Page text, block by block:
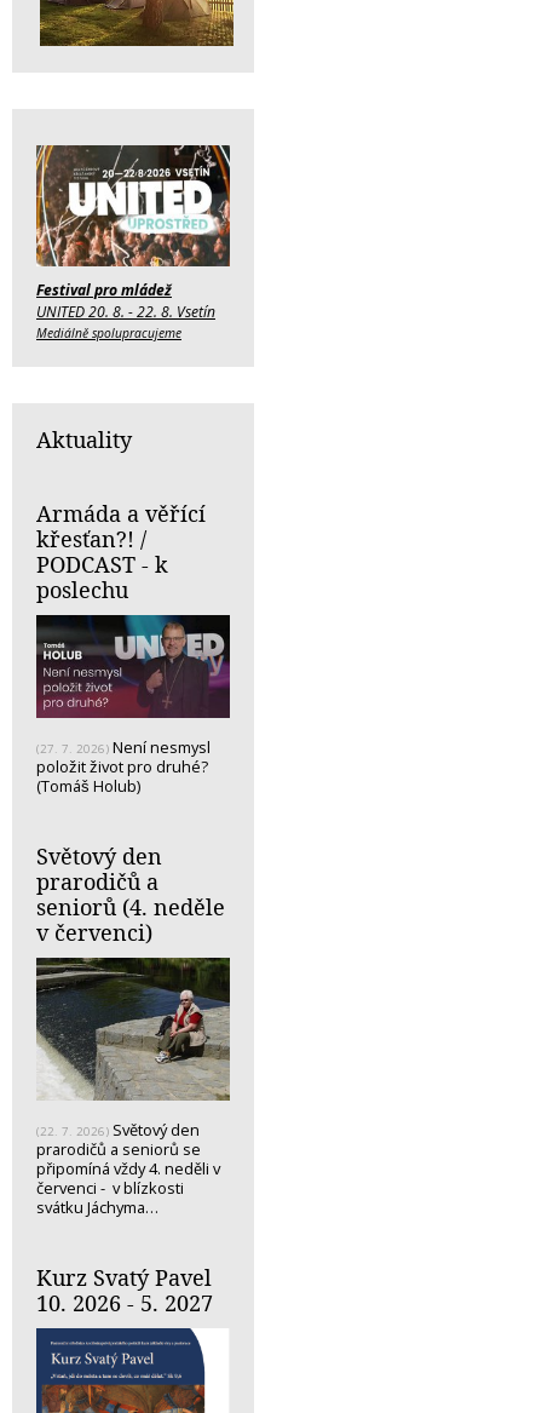
Festival pro mládež
UNITED 20. 8. - 22. 8. Vsetín
Mediálně spolupracujeme
Aktuality
Armáda a věřící
křesťan?! /
PODCAST - k
poslechu
(27. 7. 2026) Není nesmysl
položit život pro druhé?
(Tomáš Holub)
Světový den
prarodičů a
seniorů (4. neděle
v červenci)
(22. 7. 2026) Světový den
prarodičů a seniorů se
připomíná vždy 4. neděli v
červenci - v blízkosti
svátku Jáchyma…
Kurz Svatý Pavel
10. 2026 - 5. 2027